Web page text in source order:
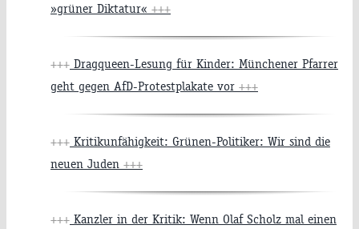
»grüner Diktatur« +++
+++ Dragqueen-Lesung für Kinder: Münchener Pfarrer
geht gegen AfD-Protestplakate vor +++
+++ Kritikunfähigkeit: Grünen-Politiker: Wir sind die
neuen Juden +++
+++ Kanzler in der Kritik: Wenn Olaf Scholz mal einen